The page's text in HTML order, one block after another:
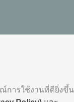
การใช้งานที่ดียิ่งขึ้น